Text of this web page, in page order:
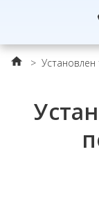
>